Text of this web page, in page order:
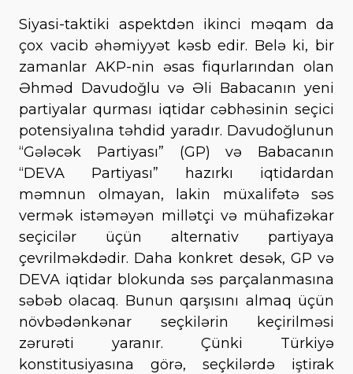
Siyasi-taktiki aspektdən ikinci məqam da
çox vacib əhəmiyyət kəsb edir. Belə ki, bir
zamanlar AKP-nin əsas fiqurlarından olan
Əhməd Davudoğlu və Əli Babacanın yeni
partiyalar qurması iqtidar cəbhəsinin seçici
potensiyalına təhdid yaradır. Davudoğlunun
“Gələcək Partiyası” (GP) və Babacanın
“DEVA Partiyası” hazırkı iqtidardan
məmnun olmayan, lakin müxalifətə səs
vermək istəməyən millətçi və mühafizəkar
seçicilər üçün alternativ partiyaya
çevrilməkdədir. Daha konkret desək, GP və
DEVA iqtidar blokunda səs parçalanmasına
səbəb olacaq. Bunun qarşısını almaq üçün
növbədənkənar seçkilərin keçirilməsi
zərurəti yaranır. Çünki Türkiyə
konstitusiyasına görə, seçkilərdə iştirak